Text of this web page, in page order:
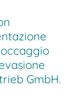
GmbH.